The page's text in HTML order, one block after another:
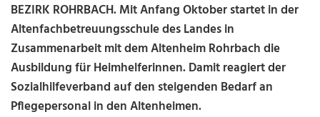
BEZIRK ROHRBACH. Mit Anfang Oktober startet in der
Altenfachbetreuungsschule des Landes in
Zusammenarbeit mit dem Altenheim Rohrbach die
Ausbildung für Heimhelferinnen. Damit reagiert der
Sozialhilfeverband auf den steigenden Bedarf an
Pflegepersonal in den Altenheimen.